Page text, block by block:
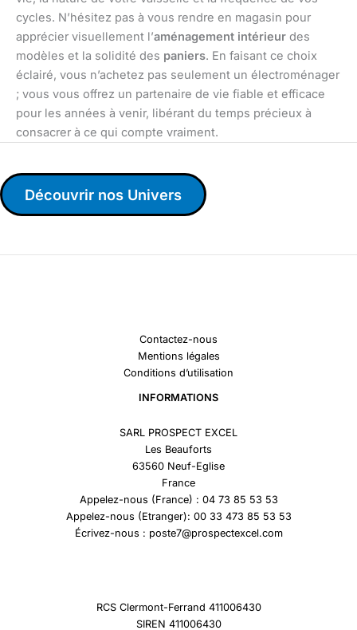
cycles. N’hésitez pas à vous rendre en magasin pour
apprécier visuellement l’aménagement intérieur des
modèles et la solidité des paniers. En faisant ce choix
éclairé, vous n’achetez pas seulement un électroménager
; vous vous offrez un partenaire de vie fiable et efficace
pour les années à venir, libérant du temps précieux à
consacrer à ce qui compte vraiment.
Découvrir nos Univers
Contactez-nous
Mentions légales
Conditions d’utilisation
INFORMATIONS
SARL PROSPECT EXCEL
Les Beauforts
63560 Neuf-Eglise
France
Appelez-nous (France) : 04 73 85 53 53
Appelez-nous (Etranger): 00 33 473 85 53 53
Écrivez-nous : poste7@prospectexcel.com
RCS Clermont-Ferrand 411006430
SIREN 411006430